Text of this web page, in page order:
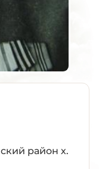
район х.